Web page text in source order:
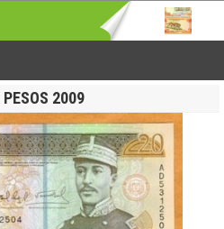
2009